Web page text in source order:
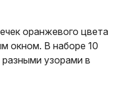
оранжевого цвета
окном. В наборе 10
узорами в